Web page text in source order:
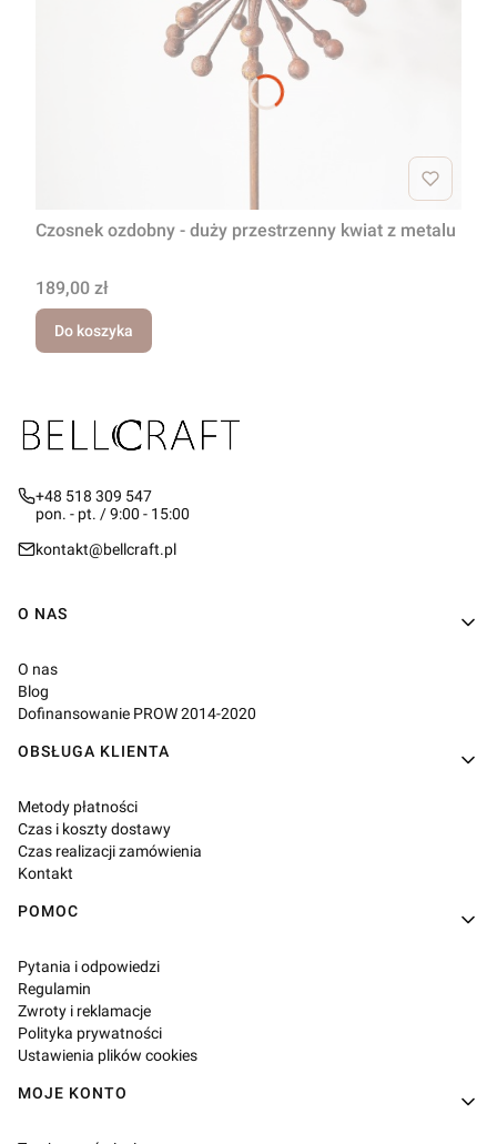
Czosnek ozdobny - duży przestrzenny kwiat z metalu
Cena
189,00 zł
Do koszyka
+48 518 309 547
pon. - pt. / 9:00 - 15:00
kontakt@bellcraft.pl
Linki w stopce
O NAS
O nas
Blog
Dofinansowanie PROW 2014-2020
OBSŁUGA KLIENTA
Metody płatności
Czas i koszty dostawy
Czas realizacji zamówienia
Kontakt
POMOC
Pytania i odpowiedzi
Regulamin
Zwroty i reklamacje
Polityka prywatności
Ustawienia plików cookies
MOJE KONTO